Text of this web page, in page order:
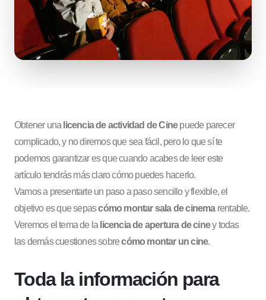
Obtener una licencia de actividad de Cinepuede parecer
complicado, y no diremos que sea fácil, pero lo que sí te
podemos garantizar es que cuando acabes de leer este
artículo tendrás más claro cómo puedes hacerlo.
Vamos a presentarte un paso a paso sencillo y flexible, el
objetivo es que sepascómo montar sala de cinemarentable.
Veremos el tema de la licencia de apertura de ciney todas
las demás cuestiones sobrecómo montar un cine.
Toda la información para